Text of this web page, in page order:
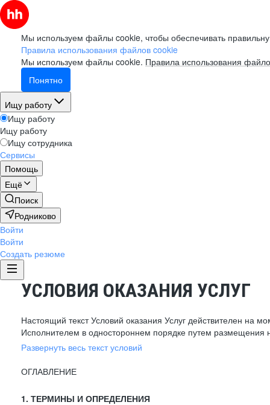
Мы используем файлы cookie, чтобы обеспечивать
Правила использования файлов cookie
Мы используем файлы cookie. Правила использования
Понятно
Ищу работу
Ищу работу
Ищу работу
Ищу сотрудника
Сервисы
Помощь
Ещё
Поиск
Родниково
Войти
Войти
Создать резюме
УСЛОВИЯ ОКАЗАНИЯ УСЛУГ
Настоящий текст Условий оказания Услуг действителен на
Исполнителем в одностороннем порядке путем размещения
Развернуть весь текст условий
ОГЛАВЛЕНИЕ
1. ТЕРМИНЫ И ОПРЕДЕЛЕНИЯ